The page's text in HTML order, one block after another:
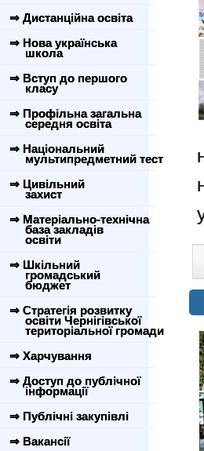
⇒ Дистанційна освіта
⇒ Нова українська
школа
⇒ Вступ до першого
класу
⇒ Профільна загальна
середня освіта
⇒ Національний
мультипредметний тест
⇒ Цивільний
захист
⇒ Матеріально-технічна
база закладів
освіти
⇒ Шкільний
громадський
бюджет
⇒ Стратегія розвитку
освіти Чернігівської
територіальної громади
⇒ Харчування
⇒ Доступ до публічної
інформації
⇒ Публічні закупівлі
⇒ Вакансії